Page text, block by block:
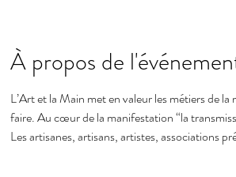
À propos de
L’Art et la Main met en valeur les métiers de
faire. Au cœur de la manifestation “la
Les artisanes, artisans, artistes, associations